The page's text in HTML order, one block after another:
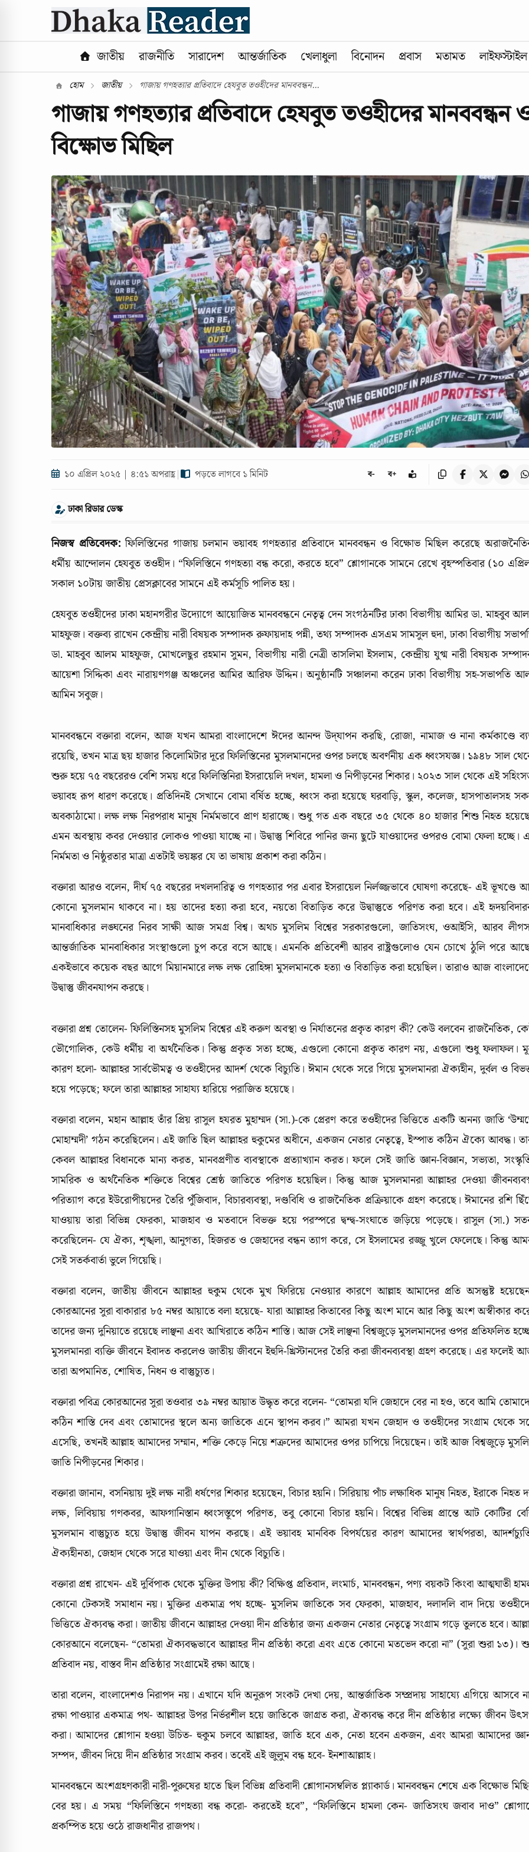
জাতীয় রাজনীতি সারাদেশ আন্তর্জাতিক খেলাধুলা বিনোদন প্রবাস মতামত লাইফস্টাইল
হোম জাতীয় গাজায় গণহত্যার প্রতিবাদে হেযবুত তওহীদের মানববন্ধন...
গাজায় গণহত্যার প্রতিবাদে হেযবুত তওহীদের মানববন্ধন
বিক্ষোভ মিছিল
১০ এপ্রিল ২০২৫ | ৪:৫১ অপরাহ্ণ| পড়তে লাগবে ১ মিনিট ব- ব+
ঢাকা রিডার ডেস্ক
নিজস্ব প্রতিবেদক:ফিলিস্তিনের গাজায় চলমান ভয়াবহ গণহত্যার প্রতিবাদে মানববন্ধন ও বিক্ষোভ মিছিল করেছে
ধর্মীয় আন্দোলন হেযবুত তওহীদ। “ফিলিস্তিনে গণহত্যা বন্ধ করো, করতে হবে” শ্লোগানকে সামনে রেখে বৃহস্পতিবার (১০
সকাল ১০টায় জাতীয় প্রেসক্লাবের সামনে এই কর্মসূচি পালিত হয়।
হেযবুত তওহীদের ঢাকা মহানগরীর উদ্যোগে আয়োজিত মানববন্ধনে নেতৃত্ব দেন সংগঠনটির ঢাকা বিভাগীয় আমির ডা. মাহবুব
মাহফুজ। বক্তব্য রাখেন কেন্দ্রীয় নারী বিষয়ক সম্পাদক রুফায়দাহ পন্নী, তথ্য সম্পাদক এসএম সামসুল হুদা, ঢাকা বিভাগীয়
ডা. মাহবুব আলম মাহফুজ, মোখলেছুর রহমান সুমন, বিভাগীয় নারী নেত্রী তাসলিমা ইসলাম, কেন্দ্রীয় যুগ্ম নারী বিষয়ক
আয়েশা সিদ্দিকা এবং নারায়ণগঞ্জ অঞ্চলের আমির আরিফ উদ্দিন। অনুষ্ঠানটি সঞ্চালনা করেন ঢাকা বিভাগীয় সহ-সভাপতি
আমিন সবুজ।
মানববন্ধনে বক্তারা বলেন, আজ যখন আমরা বাংলাদেশে ঈদের আনন্দ উদ্‌যাপন করছি, রোজা, নামাজ ও নানা কর্মকাণ্ডে
রয়েছি, তখন মাত্র ছয় হাজার কিলোমিটার দূরে ফিলিস্তিনের মুসলমানদের ওপর চলছে অবর্ণনীয় এক ধ্বংসযজ্ঞ। ১৯৪৮ সাল
শুরু হয়ে ৭৫ বছরেরও বেশি সময় ধরে ফিলিস্তিনিরা ইসরায়েলি দখল, হামলা ও নিপীড়নের শিকার। ২০২৩ সাল থেকে এই
ভয়াবহ রূপ ধারণ করেছে। প্রতিদিনই সেখানে বোমা বর্ষিত হচ্ছে, ধ্বংস করা হয়েছে ঘরবাড়ি, স্কুল, কলেজ, হাসপাতালসহ
অবকাঠামো। লক্ষ লক্ষ নিরপরাধ মানুষ নির্মমভাবে প্রাণ হারাচ্ছে। শুধু গত এক বছরে ৩৫ থেকে ৪০ হাজার শিশু নিহত
এমন অবস্থায় কবর দেওয়ার লোকও পাওয়া যাচ্ছে না। উদ্বাস্তু শিবিরে পানির জন্য ছুটে যাওয়াদের ওপরও বোমা ফেলা হচ্ছে।
নির্মমতা ও নিষ্ঠুরতার মাত্রা এতটাই ভয়ঙ্কর যে তা ভাষায় প্রকাশ করা কঠিন।
বক্তারা আরও বলেন, দীর্ঘ ৭৫ বছরের দখলদারিত্ব ও গণহত্যার পর এবার ইসরায়েল নির্লজ্জভাবে ঘোষণা করেছে- এই ভূখণ্ডে
কোনো মুসলমান থাকবে না। হয় তাদের হত্যা করা হবে, নয়তো বিতাড়িত করে উদ্বাস্তুতে পরিণত করা হবে। এই
মানবাধিকার লঙ্ঘনের নিরব সাক্ষী আজ সমগ্র বিশ্ব। অথচ মুসলিম বিশ্বের সরকারগুলো, জাতিসংঘ, ওআইসি, আরব
আন্তর্জাতিক মানবাধিকার সংস্থাগুলো চুপ করে বসে আছে। এমনকি প্রতিবেশী আরব রাষ্ট্রগুলোও যেন চোখে ঠুলি পরে
একইভাবে কয়েক বছর আগে মিয়ানমারে লক্ষ লক্ষ রোহিঙ্গা মুসলমানকে হত্যা ও বিতাড়িত করা হয়েছিল। তারাও আজ
উদ্বাস্তু জীবনযাপন করছে।
বক্তারা প্রশ্ন তোলেন- ফিলিস্তিনসহ মুসলিম বিশ্বের এই করুণ অবস্থা ও নির্যাতনের প্রকৃত কারণ কী? কেউ বলবেন রাজনৈতিক,
ভৌগোলিক, কেউ ধর্মীয় বা অর্থনৈতিক। কিন্তু প্রকৃত সত্য হচ্ছে, এগুলো কোনো প্রকৃত কারণ নয়, এগুলো শুধু ফলাফল।
কারণ হলো- আল্লাহর সার্বভৌমত্ব ও তওহীদের আদর্শ থেকে বিচ্যুতি। ঈমান থেকে সরে গিয়ে মুসলমানরা ঐক্যহীন, দুর্বল ও
হয়ে পড়েছে; ফলে তারা আল্লাহর সাহায্য হারিয়ে পরাজিত হয়েছে।
বক্তারা বলেন, মহান আল্লাহ তাঁর প্রিয় রাসুল হযরত মুহাম্মদ (সা.)-কে প্রেরণ করে তওহীদের ভিত্তিতে একটি অনন্য জাতি
মোহাম্মদী’ গঠন করেছিলেন। এই জাতি ছিল আল্লাহর হুকুমের অধীনে, একজন নেতার নেতৃত্বে, ইস্পাত কঠিন ঐক্যে আবদ্ধ।
কেবল আল্লাহর বিধানকে মান্য করত, মানবপ্রণীত ব্যবস্থাকে প্রত্যাখ্যান করত। ফলে সেই জাতি জ্ঞান-বিজ্ঞান, সভ্যতা,
সামরিক ও অর্থনৈতিক শক্তিতে বিশ্বের শ্রেষ্ঠ জাতিতে পরিণত হয়েছিল। কিন্তু আজ মুসলমানরা আল্লাহর দেওয়া
পরিত্যাগ করে ইউরোপীয়দের তৈরি পুঁজিবাদ, বিচারব্যবস্থা, দণ্ডবিধি ও রাজনৈতিক প্রক্রিয়াকে গ্রহণ করেছে। ঈমানের রশি
যাওয়ায় তারা বিভিন্ন ফেরকা, মাজহাব ও মতবাদে বিভক্ত হয়ে পরস্পরে দ্বন্দ্ব-সংঘাতে জড়িয়ে পড়েছে। রাসুল (সা.)
করেছিলেন- যে ঐক্য, শৃঙ্খলা, আনুগত্য, হিজরত ও জেহাদের বন্ধন ত্যাগ করে, সে ইসলামের রজ্জু খুলে ফেলেছে। কিন্তু
সেই সতর্কবার্তা ভুলে গিয়েছি।
বক্তারা বলেন, জাতীয় জীবনে আল্লাহর হুকুম থেকে মুখ ফিরিয়ে নেওয়ার কারণে আল্লাহ আমাদের প্রতি অসন্তুষ্ট
কোরআনের সুরা বাকারার ৮৫ নম্বর আয়াতে বলা হয়েছে- যারা আল্লাহর কিতাবের কিছু অংশ মানে আর কিছু অংশ অস্বীকার
তাদের জন্য দুনিয়াতে রয়েছে লাঞ্ছনা এবং আখিরাতে কঠিন শাস্তি। আজ সেই লাঞ্ছনা বিশ্বজুড়ে মুসলমানদের ওপর প্রতিফলিত
মুসলমানরা ব্যক্তি জীবনে ইবাদত করলেও জাতীয় জীবনে ইহুদি-খ্রিস্টানদের তৈরি করা জীবনব্যবস্থা গ্রহণ করেছে। এর ফলেই
তারা অপমানিত, শোষিত, নিধন ও বাস্তুচ্যুত।
বক্তারা পবিত্র কোরআনের সুরা তওবার ৩৯ নম্বর আয়াত উদ্ধৃত করে বলেন- “তোমরা যদি জেহাদে বের না হও, তবে আমি
কঠিন শাস্তি দেব এবং তোমাদের স্থলে অন্য জাতিকে এনে স্থাপন করব।” আমরা যখন জেহাদ ও তওহীদের সংগ্রাম থেকে
এসেছি, তখনই আল্লাহ আমাদের সম্মান, শক্তি কেড়ে নিয়ে শত্রুদের আমাদের ওপর চাপিয়ে দিয়েছেন। তাই আজ বিশ্বজুড়ে
জাতি নিপীড়নের শিকার।
বক্তারা জানান, বসনিয়ায় দুই লক্ষ নারী ধর্ষণের শিকার হয়েছেন, বিচার হয়নি। সিরিয়ায় পাঁচ লক্ষাধিক মানুষ নিহত, ইরাকে নিহত
লক্ষ, লিবিয়ায় গণকবর, আফগানিস্তান ধ্বংসস্তূপে পরিণত, তবু কোনো বিচার হয়নি। বিশ্বের বিভিন্ন প্রান্তে আট কোটির
মুসলমান বাস্তুচ্যুত হয়ে উদ্বাস্তু জীবন যাপন করছে। এই ভয়াবহ মানবিক বিপর্যয়ের কারণ আমাদের স্বার্থপরতা,
ঐক্যহীনতা, জেহাদ থেকে সরে যাওয়া এবং দীন থেকে বিচ্যুতি।
বক্তারা প্রশ্ন রাখেন- এই দুর্বিপাক থেকে মুক্তির উপায় কী? বিক্ষিপ্ত প্রতিবাদ, লংমার্চ, মানববন্ধন, পণ্য বয়কট কিংবা আত্মঘাতী
কোনো টেকসই সমাধান নয়। মুক্তির একমাত্র পথ হচ্ছে- মুসলিম জাতিকে সব ফেরকা, মাজহাব, দলাদলি বাদ দিয়ে
ভিত্তিতে ঐক্যবদ্ধ করা। জাতীয় জীবনে আল্লাহর দেওয়া দীন প্রতিষ্ঠার জন্য একজন নেতার নেতৃত্বে সংগ্রাম গড়ে তুলতে হবে।
কোরআনে বলেছেন- “তোমরা ঐক্যবদ্ধভাবে আল্লাহর দীন প্রতিষ্ঠা করো এবং এতে কোনো মতভেদ করো না” (সুরা শুরা ১৩)।
প্রতিবাদ নয়, বাস্তব দীন প্রতিষ্ঠার সংগ্রামেই রক্ষা আছে।
তারা বলেন, বাংলাদেশও নিরাপদ নয়। এখানে যদি অনুরূপ সংকট দেখা দেয়, আন্তর্জাতিক সম্প্রদায় সাহায্যে এগিয়ে আসবে
রক্ষা পাওয়ার একমাত্র পথ- আল্লাহর উপর নির্ভরশীল হয়ে জাতিকে জাগ্রত করা, ঐক্যবদ্ধ করে দীন প্রতিষ্ঠার লক্ষ্যে জীবন
করা। আমাদের শ্লোগান হওয়া উচিত- হুকুম চলবে আল্লাহর, জাতি হবে এক, নেতা হবেন একজন, এবং আমরা আমাদের
সম্পদ, জীবন দিয়ে দীন প্রতিষ্ঠার সংগ্রাম করব। তবেই এই জুলুম বন্ধ হবে- ইনশাআল্লাহ।
মানববন্ধনে অংশগ্রহণকারী নারী-পুরুষের হাতে ছিল বিভিন্ন প্রতিবাদী শ্লোগানসম্বলিত প্ল্যাকার্ড। মানববন্ধন শেষে এক বিক্ষোভ
বের হয়। এ সময় “ফিলিস্তিনে গণহত্যা বন্ধ করো- করতেই হবে”, “ফিলিস্তিনে হামলা কেন- জাতিসংঘ জবাব দাও”
প্রকম্পিত হয়ে ওঠে রাজধানীর রাজপথ।